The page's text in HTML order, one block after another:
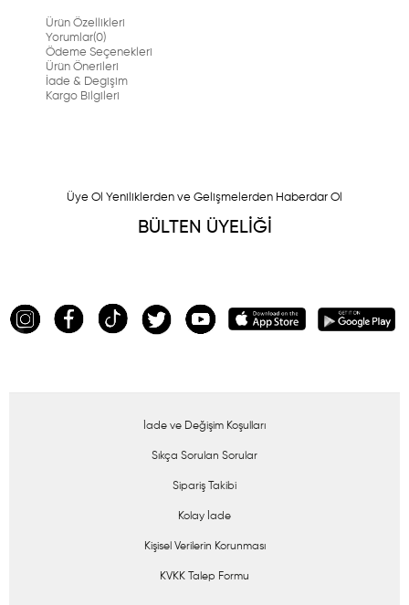
Ürün Özellikleri
Yorumlar(0)
Ödeme Seçenekleri
Ürün Önerileri
İade & Degişim
Kargo Bilgileri
Üye Ol Yeniliklerden ve Gelişmelerden Haberdar Ol
BÜLTEN ÜYELİĞİ
İade ve Değişim Koşulları
Sıkça Sorulan Sorular
Sipariş Takibi
Kolay İade
Kişisel Verilerin Korunması
KVKK Talep Formu